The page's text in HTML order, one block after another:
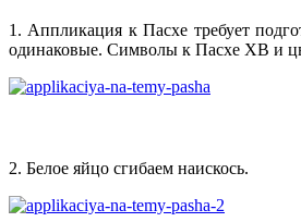
1. Аппликация к Пасхе требует
одинаковые. Символы к Пасхе ХВ и
2. Белое яйцо сгибаем наискось.